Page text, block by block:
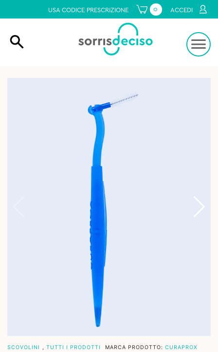
USA CODICE PRESCRIZIONE 0 ACCEDI
SCOVOLINI TUTTI I PRODOTTI MARCA PRODOTTO: CURAPROX